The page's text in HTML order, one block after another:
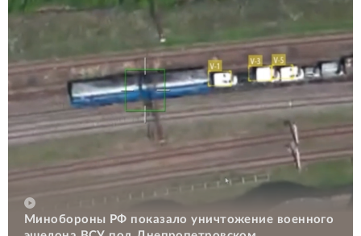
Минобороны РФ показало уничтожение военного